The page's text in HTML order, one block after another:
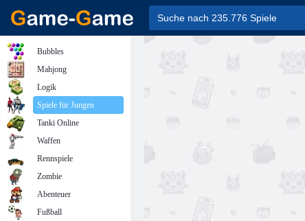
Bubbles
Mahjong
Logik
Spiele für Jungen
Tanki Online
Waffen
Rennspiele
Zombie
Abenteuer
Fußball